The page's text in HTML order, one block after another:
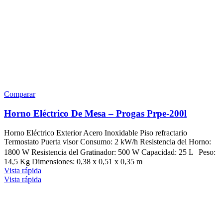
Comparar
Horno Eléctrico De Mesa – Progas Prpe-200l
Horno Eléctrico Exterior Acero Inoxidable Piso refractario
Termostato Puerta visor Consumo: 2 kW/h Resistencia del Horno:
1800 W Resistencia del Gratinador: 500 W Capacidad: 25 L Peso:
14,5 Kg Dimensiones: 0,38 x 0,51 x 0,35 m
Vista rápida
Vista rápida